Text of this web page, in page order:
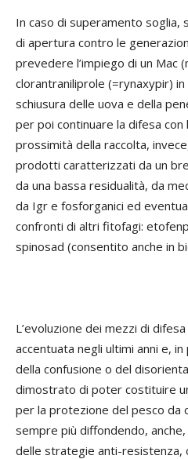
In caso di superamento
di apertura contro le
prevedere l’impiego di un Mac
clorantraniliprole (=rynaxypir)
schiusura delle uova e della
per poi continuare la difesa con
prossimità della raccolta,
prodotti caratterizzati da un
da una bassa residualità, da
da Igr e fosforganici ed
confronti di altri fitofagi:
spinosad (consentito anche in
L’evoluzione dei mezzi di
accentuata negli ultimi anni e, in
della confusione o del
dimostrato di poter costituire
per la protezione del pesco da
sempre più diffondendo,
delle strategie anti-resistenza,